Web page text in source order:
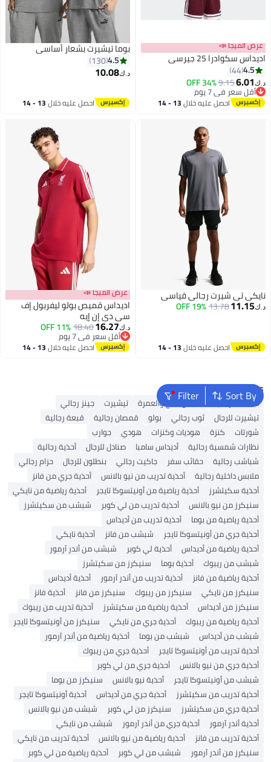
6
عرض الميجا 📣
اديداس سكوادرا 25 جيرسي
4.5
44
د.ك‏6.01
9.15
34% OFF
أقل سعر في 7 يوم
أقل سعر في 7 يوماحصل عليه خلال 13 - 14
بوما تيشيرت بشعار أساسي
4.5
130
د.ك‏10.08
احصل عليه خلال 13 - 14
نايكي تي شيرت رجالي قياسي
د.ك‏11.15
13.78
19% OFF
احصل عليه خلال 13 - 14
عرض الميجا 📣
اديداس قميص بولو ليفربول إف
سي دي إن إيه
د.ك‏16.27
18.40
11% OFF
أقل سعر في 7 يوم
أقل سعر في 7 يوماحصل عليه خلال 13 - 14
Sort By
FilterPopular Searches
محفظة رجالية ملابس الحج والعمرة تيشيرت
جينز رجالي
تيشيرت للرجال
ثوب رجالي بولو قمصان رجالية
قبعة رجالية
شورتات
كنزة هوديات وكنزات هودي
جوارب
نظارات شمسية رجالية
أديداس سامبا صنادل للرجال
أحذية رجالية
شباشب رجالية
حقائب سفر جاكيت رجالي بنطلون للرجال
حزام رجالي
ملابس داخلية رجالية
أحذية تدريب من نيو بالانس
أحذية جري من فانز
أحذية سكيتشرز
أحذية رياضية من أونيتسوكا تايجر
أحذية رياضية من نايكي
سنيكرز من نيو بالانس
أحذية تدريب من لي كوبر
شبشب من سكيتشرز
أحذية رياضية من بوما
أحذية تدريب من أديداس
أحذية جري من أونيتسوكا تايجر
شبشب من فانز
أحذية نايكي
أحذية رياضية من أديداس
أحذية لي كوبر
شبشب من أندر آرمور
شبشب من ريبوك
أحذية بوما
سنيكرز من سكيتشرز
أحذية رياضية من فانز
أحذية تدريب من أندر آرمور
أحذية أديداس
سنيكرز من نايكي
سنيكرز من ريبوك سنيكرز من فانز
أحذية فانز
سنيكرز من أديداس
أحذية رياضية من سكيتشرز
أحذية تدريب من ريبوك
أحذية رياضية من ريبوك
أحذية جري من نايكي
سنيكرز من أونيتسوكا تايجر
شبشب من أديداس
شبشب من بوما
أحذية رياضية من أندر آرمور
أحذية تدريب من أونيتسوكا تايجر
أحذية جري من ريبوك
أحذية جري من نيو بالانس
أحذية جري من لي كوبر
شبشب من أونيتسوكا تايجر
أحذية نيو بالانس
سنيكرز من بوما
أحذية تدريب من سكيتشرز
أحذية جري من أديداس
أحذية أونيتسوكا تايجر
أحذية جري من سكيتشرز
سنيكرز من لي كوبر
شبشب من نيو بالانس
أحذية أندر آرمور
أحذية جري من أندر آرمور
شبشب من نايكي
أحذية تدريب من فانز
أحذية رياضية من نيو بالانس
أحذية تدريب من نايكي
سنيكرز من أندر آرمور
شبشب من لي كوبر
أحذية رياضية من لي كوبر